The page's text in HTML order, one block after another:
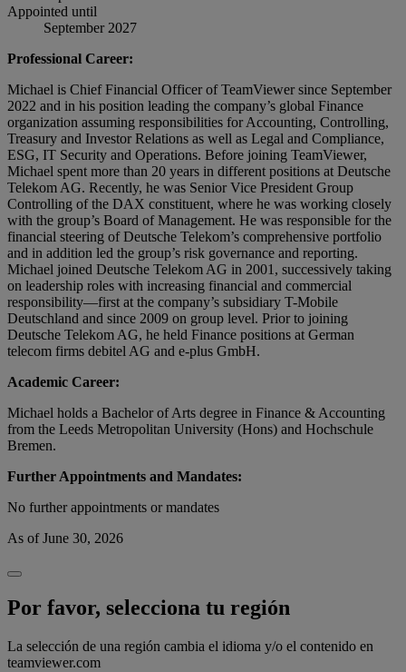
Appointed until
September 2027
Professional Career:
Michael is Chief Financial Officer of TeamViewer since September
2022 and in his position leading the company’s global Finance
organization assuming responsibilities for Accounting, Controlling,
Treasury and Investor Relations as well as Legal and Compliance,
ESG, IT Security and Operations. Before joining TeamViewer,
Michael spent more than 20 years in different positions at Deutsche
Telekom AG. Recently, he was Senior Vice President Group
Controlling of the DAX constituent, where he was working closely
with the group’s Board of Management. He was responsible for the
financial steering of Deutsche Telekom’s comprehensive portfolio
and in addition led the group’s risk governance and reporting.
Michael joined Deutsche Telekom AG in 2001, successively taking
on leadership roles with increasing financial and commercial
responsibility—first at the company’s subsidiary T-Mobile
Deutschland and since 2009 on group level. Prior to joining
Deutsche Telekom AG, he held Finance positions at German
telecom firms debitel AG and e-plus GmbH.
Academic Career:
Michael holds a Bachelor of Arts degree in Finance & Accounting
from the Leeds Metropolitan University (Hons) and Hochschule
Bremen.
Further Appointments and Mandates:
No further appointments or mandates
As of June 30, 2026
Por favor, selecciona tu región
La selección de una región cambia el idioma y/o el contenido en
teamviewer.com